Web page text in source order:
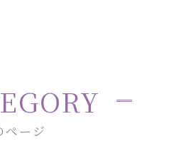
ページ